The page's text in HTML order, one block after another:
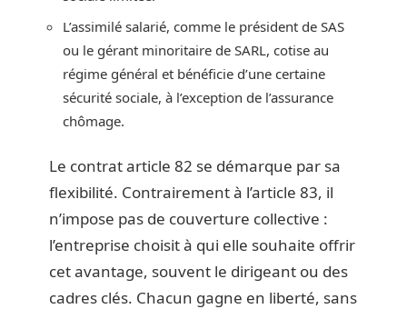
L’assimilé salarié, comme le président de SAS
ou le gérant minoritaire de SARL, cotise au
régime général et bénéficie d’une certaine
sécurité sociale, à l’exception de l’assurance
chômage.
Le contrat article 82 se démarque par sa
flexibilité. Contrairement à l’article 83, il
n’impose pas de couverture collective :
l’entreprise choisit à qui elle souhaite offrir
cet avantage, souvent le dirigeant ou des
cadres clés. Chacun gagne en liberté, sans